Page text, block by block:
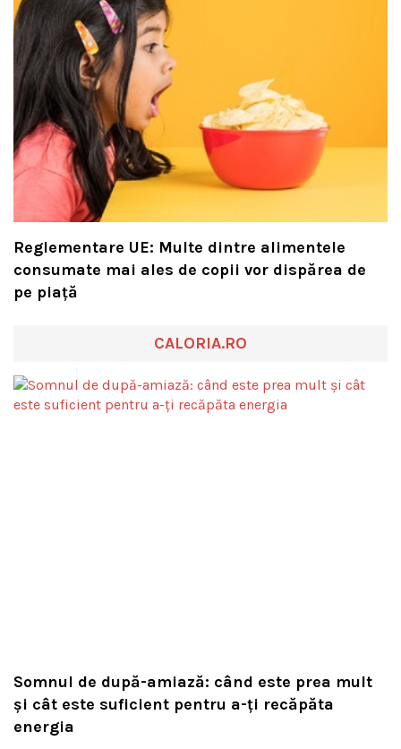
Reglementare UE: Multe dintre alimentele
consumate mai ales de copii vor dispărea de
pe piață
CALORIA.RO
Somnul de după-amiază: când este prea mult
și cât este suficient pentru a-ți recăpăta
energia